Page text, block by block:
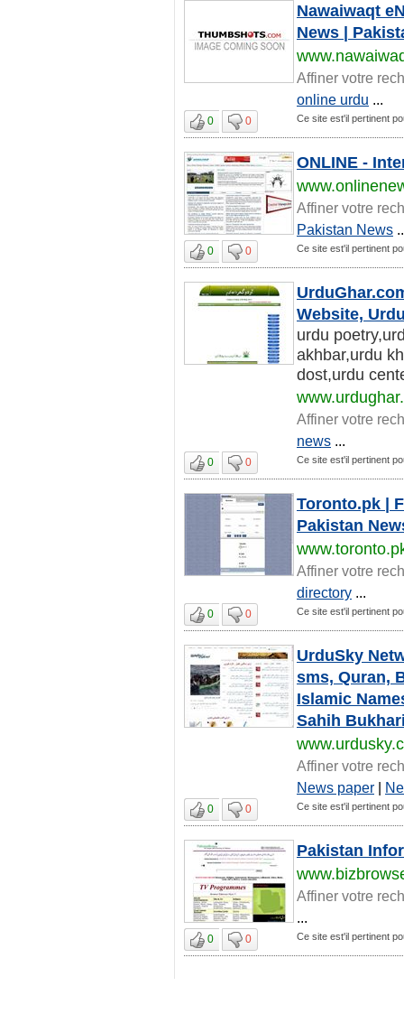
Nawaiwaqt
News |
Affiner votre
online urdu ...
0 0 Ce site est'il pertinent
ONLINE -
Affiner votre
Pakistan News
0 0 Ce site est'il pertinent
Website,
urdu
akhbar,urdu
dost,urdu
Affiner votre
news ...
0 0 Ce site est'il pertinent
Toronto.pk |
Pakistan
Affiner votre
directory ...
0 0 Ce site est'il pertinent
UrduSky
sms, Quran,
Islamic
Sahih
Affiner votre
News paper |
0 0 Ce site est'il pertinent
Pakistan
Affiner votre
...
0 0 Ce site est'il pertinent